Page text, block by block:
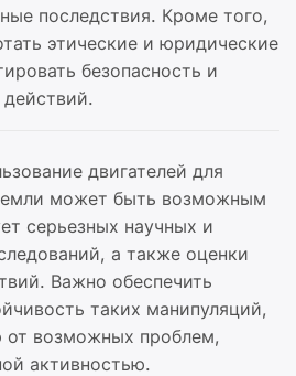
последствия. Кроме того,
этические и юридические
безопасность и
двигателей для
может быть возможным
серьезных научных и
а также оценки
Важно обеспечить
таких манипуляций,
от возможных проблем,
активностью.